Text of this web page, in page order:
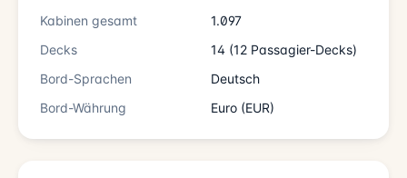
Kabinen gesamt
1.097
Decks
14 (12 Passagier-Decks)
Bord-Sprachen
Deutsch
Bord-Währung
Euro (EUR)